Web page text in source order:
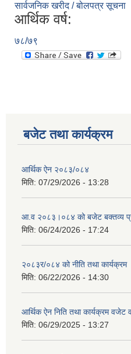
सार्वजनिक खरीद / बोलपत्र सूचना
आर्थिक वर्ष:
७८/७९
बजेट तथा कार्यक्रम
आर्थिक ऐन २०८३/०८४
मिति: 07/29/2026 - 13:28
आ.व २०८३।०८४ को बजेट बक्तव्य
मिति: 06/24/2026 - 17:24
२०८३र/०८४ को नीति तथा कार्यक्रम
मिति: 06/22/2026 - 14:30
आर्थिक ऐन निति तथा कार्यक्रम
मिति: 06/29/2025 - 13:27